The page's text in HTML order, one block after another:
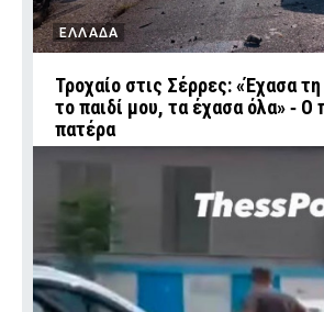
ΕΛΛΑΔΑ
Τροχαίο στις Σέρρες: «Έχασα τη
το παιδί μου, τα έχασα όλα» ‑ Ο
πατέρα